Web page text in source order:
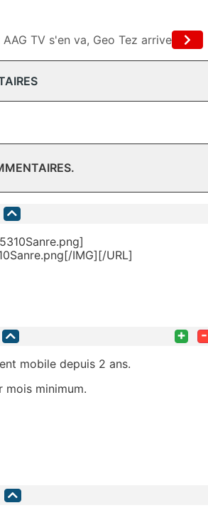
AAG TV s'en va, Geo Tez arrive
IMG][/URL]
+ -
mobile depuis 2 ans.
mois minimum.